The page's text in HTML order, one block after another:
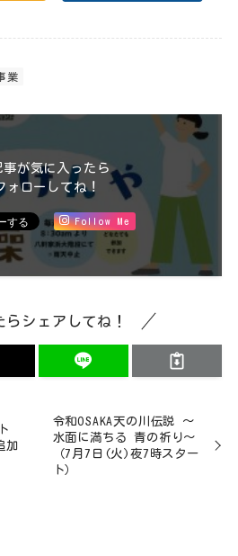
業
事が気に入ったら
ローしてね！
Follow Me
らシェアしてね！
加
令和OSAKA天の川伝説 ～
水面に満ちる 青の祈り～
（7月7日(火)夜7時スター
ト）